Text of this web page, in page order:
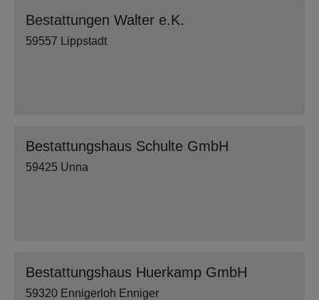
Bestattungen Walter e.K.
59557 Lippstadt
Bestattungshaus Schulte GmbH
59425 Unna
Bestattungshaus Huerkamp GmbH
59320 Ennigerloh Enniger